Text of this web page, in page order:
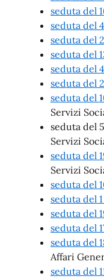
seduta del
seduta del
seduta del
seduta del
seduta del
seduta del
seduta del
Servizi
seduta del
Servizi
seduta del
Servizi
seduta del
seduta del
seduta del
seduta del
seduta del
Affari
seduta del